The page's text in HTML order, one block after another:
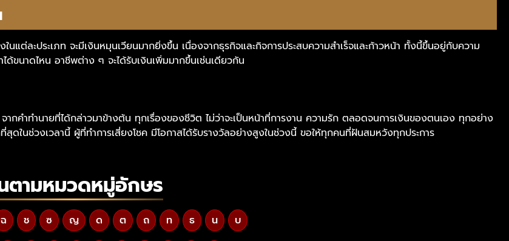
นแต่ละประเภท จะมีเงินหมุนเวียนมากยิ่งขึ้น เนื่องจากธุรกิจและกิจการประสบความสำเร็จและก้าวหน้า ทั้งนี้ขึ้นอยู่กับความ
ด้ขนาดไหน อาชีพต่าง ๆ จะได้รับเงินเพิ่มมากขึ้นเช่นเดียวกัน
จากคำทำนายที่ได้กล่าวมาข้างต้น ทุกเรื่องของชีวิต ไม่ว่าจะเป็นหน้าที่การงาน ความรัก ตลอดจนการเงินของตนเอง ทุกอย่าง
ดในช่วงเวลานี้ ผู้ที่ทำการเสี่ยงโชค มีโอกาสได้รับรางวัลอย่างสูงในช่วงนี้ ขอให้ทุกคนที่ฝันสมหวังทุกประการ
ตามหมวดหมู่อักษร
ฉ ช ซ ญ ด ต ถ ท ธ น บ